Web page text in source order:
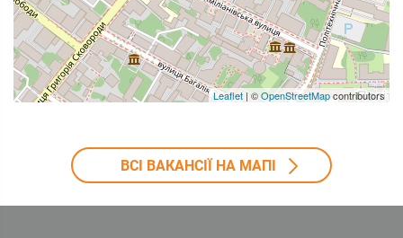
Leaflet | ©OpenStreetMapcontributors
ВСІ ВАКАНСІЇ НА МАПІ